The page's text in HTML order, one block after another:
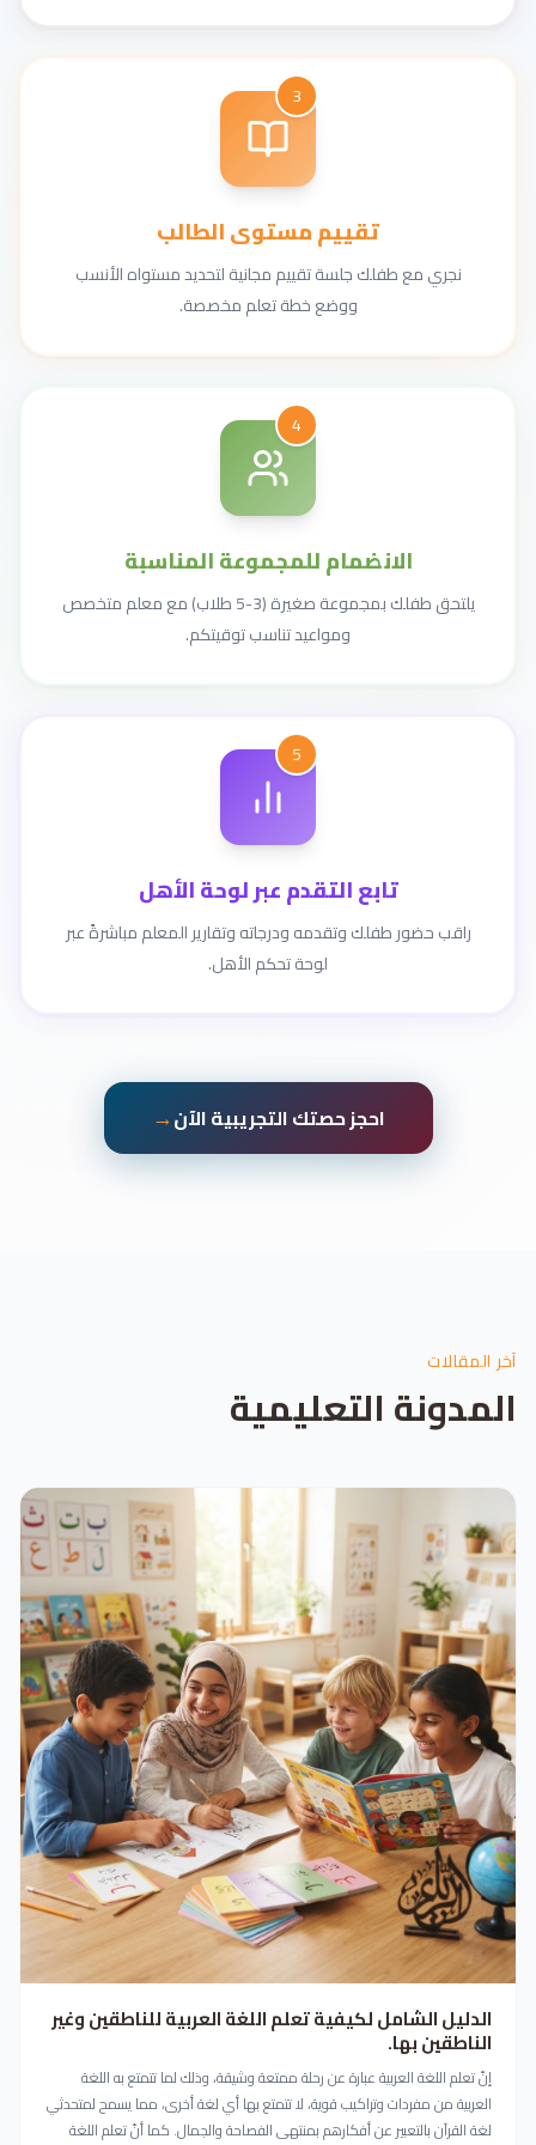
3
تقييم مستوى الطالب
نجري مع طفلك جلسة تقييم مجانية لتحديد مستواه الأنسب
ووضع خطة تعلم مخصصة.
4
الانضمام للمجموعة المناسبة
يلتحق طفلك بمجموعة صغيرة (3-5 طلاب) مع معلم متخصص
ومواعيد تناسب توقيتكم.
5
تابع التقدم عبر لوحة الأهل
راقب حضور طفلك وتقدمه ودرجاته وتقارير المعلم مباشرةً عبر
لوحة تحكم الأهل.
احجز حصتك التجريبية الآن→
آخر المقالات
المدونة التعليمية
الدليل الشامل لكيفية تعلم اللغة العربية للناطقين وغير
الناطقين بها.
إنّ تعلم اللغة العربية عبارة عن رحلة ممتعة وشيقة، وذلك لما تتمتع به اللغة
العربية من مفردات وتراكيب قوية، لا تتمتع بها أي لغة أخرى، مما يسمح لمتحدثي
لغة القرآن بالتعبير عن أفكارهم بمنتهى الفصاحة والجمال. كما أنّ تعلم اللغة